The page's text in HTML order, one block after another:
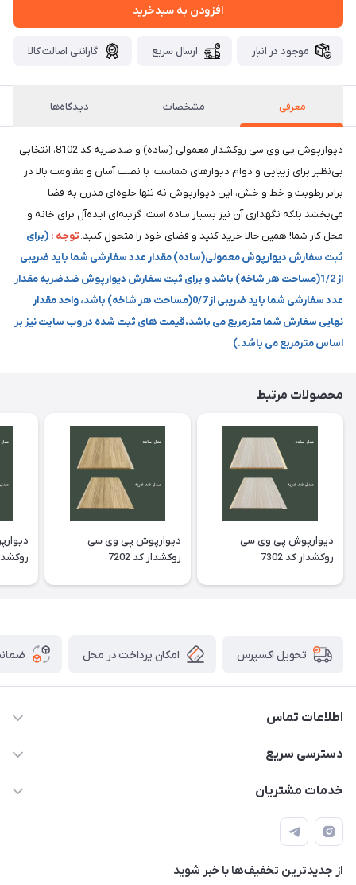
افزودن به سبدخرید
موجود در انبار ارسال سریع گارانتی اصالت کالا
معرفی مشخصات دیدگاه‌ها
دیوارپوش پی وی سی روکشدار معمولی (ساده) و ضدضربه کد 8102، انتخابی
بی‌نظیر برای زیبایی و دوام دیوارهای شماست. با نصب آسان و مقاومت بالا در
برابر رطوبت و خط و خش، این دیوارپوش نه تنها جلوه‌ای مدرن به فضا
می‌بخشد بلکه نگهداری آن نیز بسیار ساده است. گزینه‌ای ایده‌آل برای خانه و
محل کار شما! همین حالا خرید کنید و فضای خود را متحول کنید.توجه : (برای
ثبت سفارش دیوارپوش معمولی(ساده) مقدار عدد سفارشی شما باید ضریبی
از 1/2(مساحت هر شاخه) باشد و برای ثبت سفارش دیوارپوش ضدضربه مقدار
عدد سفارشی شما باید ضریبی از 0/7(مساحت هر شاخه) باشد، واحد مقدار
نهایی سفارش شما مترمربع می باشد،قیمت های ثبت شده در وب سایت نیز بر
اساس مترمربع می باشد.)
محصولات مرتبط
دیوارپوش پی وی سی
روکشدار کد 7302
دیوارپوش پی وی سی
روکشدار کد 7202
روکشدار
تحویل اکسپرس امکان پرداخت در محل
اطلاعات تماس
09913878908 _ 09201096459 _ 021.28424157
دسترسی سریع
حساب کاربری
لیست محصولات
درباره ما
خدمات مشتریان
قوانین و مقررات
حریم خصوصی
راهنما
از جدید‌ترین تخفیف‌ها با‌ خبر شوید